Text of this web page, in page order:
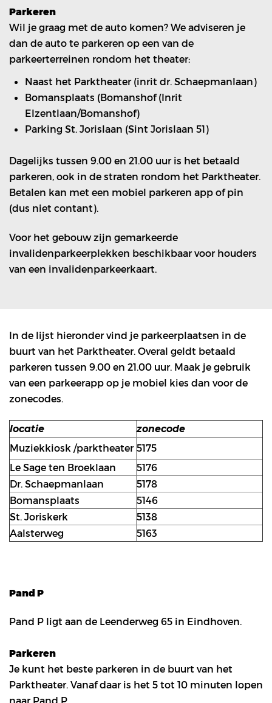
Parkeren
Wil je graag met de auto komen? We adviseren je
dan de auto te parkeren op een van de
parkeerterreinen rondom het theater:
Naast het Parktheater (inrit dr. Schaepmanlaan)
Bomansplaats (Bomanshof (Inrit
Elzentlaan/Bomanshof)
Parking St. Jorislaan (Sint Jorislaan 51)
Dagelijks tussen 9.00 en 21.00 uur is het betaald
parkeren, ook in de straten rondom het Parktheater.
Betalen kan met een mobiel parkeren app of pin
(dus niet contant).
Voor het gebouw zijn gemarkeerde
invalidenparkeerplekken beschikbaar voor houders
van een invalidenparkeerkaart.
In de lijst hieronder vind je parkeerplaatsen in de
buurt van het Parktheater. Overal geldt betaald
parkeren tussen 9.00 en 21.00 uur. Maak je gebruik
van een parkeerapp op je mobiel kies dan voor de
zonecodes.
locatie
zonecode
Muziekkiosk /parktheater 5175
Le Sage ten Broeklaan
5176
Dr. Schaepmanlaan
5178
Bomansplaats
5146
St. Joriskerk
5138
Aalsterweg
5163
Pand P
Pand P ligt aan de Leenderweg 65 in Eindhoven.
Parkeren
Je kunt het beste parkeren in de buurt van het
Parktheater. Vanaf daar is het 5 tot 10 minuten lopen
naar Pand P.